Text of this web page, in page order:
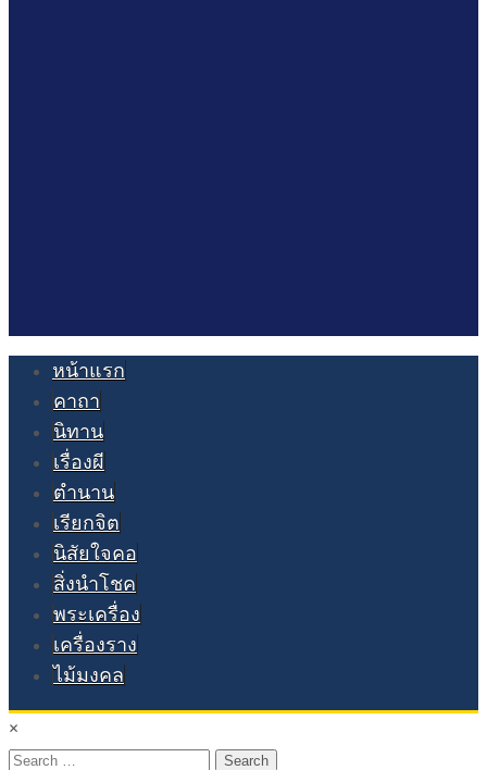
หน้าแรก
คาถา
นิทาน
เรื่องผี
ตำนาน
เรียกจิต
นิสัยใจคอ
สิ่งนำโชค
พระเครื่อง
เครื่องราง
ไม้มงคล
×
Search